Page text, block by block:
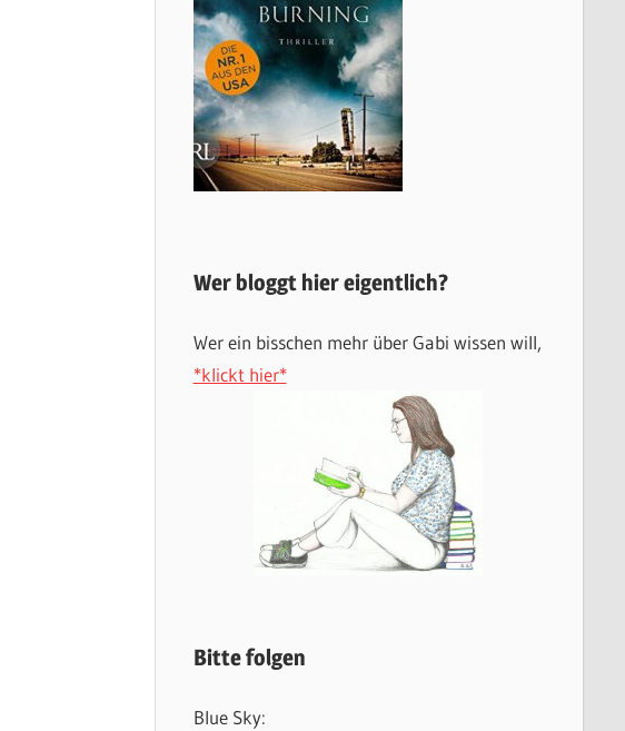
Wer bloggt hier eigentlich?
Wer ein bisschen mehr über Gabi wissen will,
*klickt hier*
Bitte folgen
Blue Sky: